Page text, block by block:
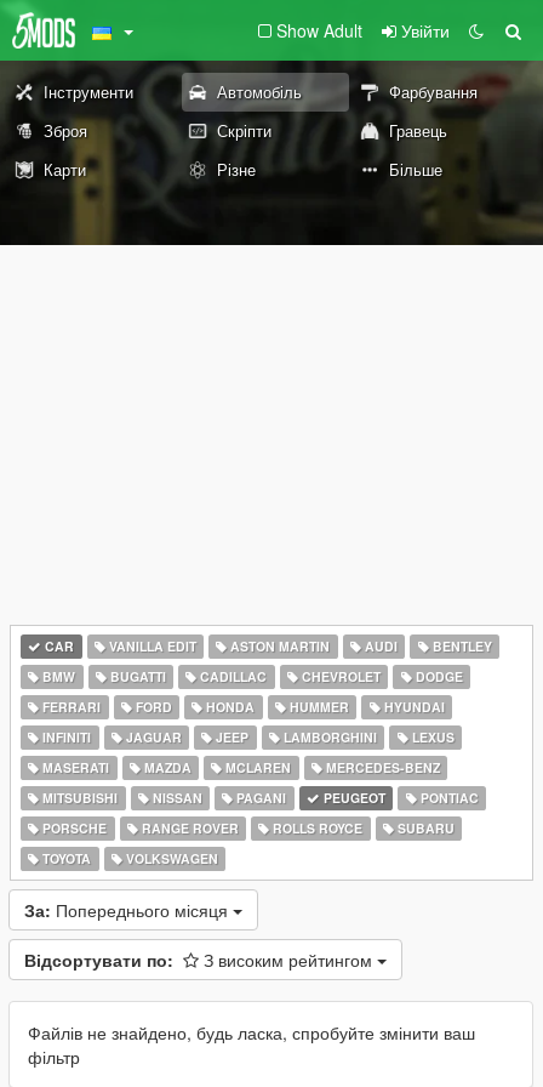
Show Adult Увійти
Інструменти Автомобіль
Фарбування
Зброя
Скріпти
Гравець
Карти
Різне Більше
CAR VANILLA EDIT ASTON MARTIN AUDI
BENTLEY
BMW
BUGATTI CADILLAC CHEVROLET
DODGE
FERRARI
FORD HONDA HUMMER
HYUNDAI
INFINITI
JAGUAR JEEP LAMBORGHINI
LEXUS
MASERATI
MAZDA MCLAREN
MERCEDES-BENZ
MITSUBISHI
NISSAN PAGANI PEUGEOT
PONTIAC
PORSCHE
RANGE ROVER ROLLS ROYCE
SUBARU
TOYOTA
VOLKSWAGEN
За: Попереднього місяця
Відсортувати по: З високим рейтингом
Файлів не знайдено, будь ласка, спробуйте змінити ваш
фільтр